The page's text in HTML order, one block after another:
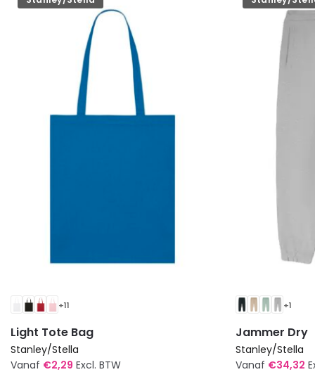
+11
Light Tote Bag
Stanley/Stella
Vanaf €2,29 Excl. BTW
+1
Jammer Dry
Stanley/Stella
Vanaf €34,32